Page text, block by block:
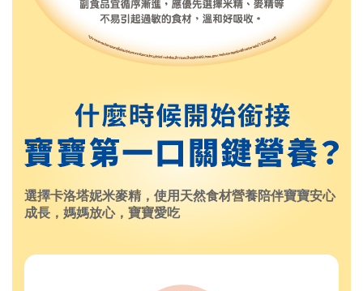
選擇卡洛塔妮米麥精，使用天然食材營養陪伴寶寶安心
成長，媽媽放心，寶寶愛吃